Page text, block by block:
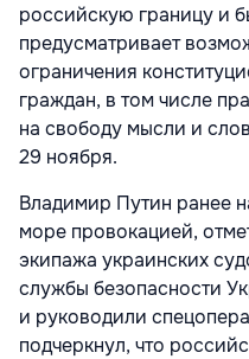
российскую границу и
предусматривает
ограничения
граждан, в том числе
на свободу мысли и
29 ноября.
Владимир Путин ранее
море провокацией,
экипажа украинских
службы безопасности
и руководили
подчеркнул, что